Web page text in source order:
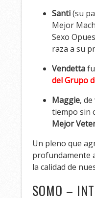
Santi(su
Mejor
Sexo
raza a su
Vendetta
del Grupo
Maggie,
tiempo sin
Mejor
Un pleno que
profundamente
la calidad de
SOMO –